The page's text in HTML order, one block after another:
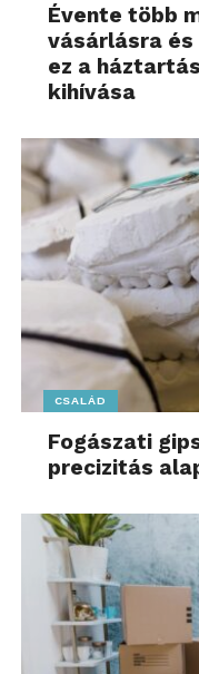
Évente több
vásárlásra és
ez a
kihívása
CSALÁD
Fogászati
precizitás